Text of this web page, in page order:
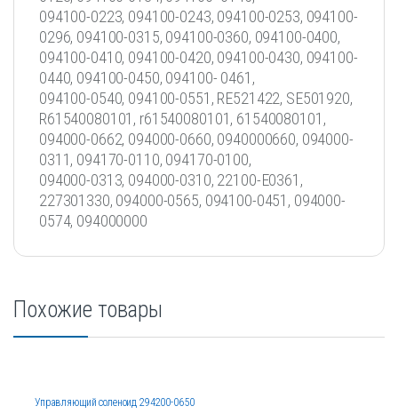
094100-0223, 094100-0243, 094100-0253, 094100-
0296, 094100-0315, 094100-0360, 094100-0400,
094100-0410, 094100-0420, 094100-0430, 094100-
0440, 094100-0450, 094100- 0461,
094100-0540, 094100-0551, RE521422, SE501920,
R61540080101, r61540080101, 61540080101,
094000-0662, 094000-0660, 0940000660, 094000-
0311, 094170-0110, 094170-0100,
094000-0313, 094000-0310, 22100-E0361,
227301330, 094000-0565, 094100-0451, 094000-
0574, 094000000
Похожие товары
Управляющий соленоид 294200-0650